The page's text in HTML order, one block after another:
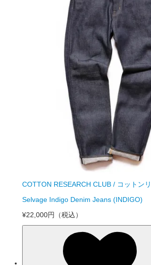
COTTON RESEARCH CLUB / コットン
Selvage Indigo Denim Jeans (INDIGO)
¥22,000円
（税込）